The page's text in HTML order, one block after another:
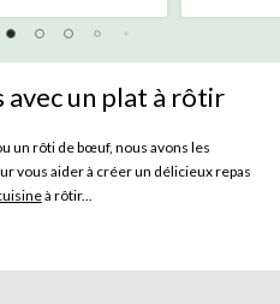
avec un plat à rôtir
un rôti de bœuf, nous avons les
vous aider à créer un délicieux repas
à rôtir...
qui vous permettent de les
rôtissoires plus grandes sont